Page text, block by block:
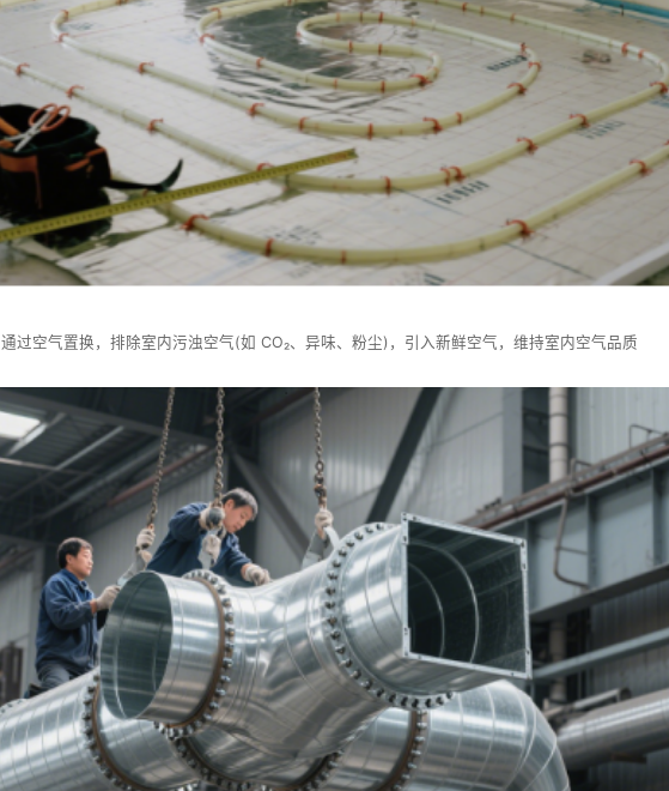
通过空气置换，排除室内污浊空气(如 CO₂、异味、粉尘)，引入新鲜空气，维持室内空气品质